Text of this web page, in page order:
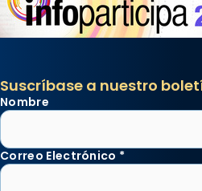
Suscríbase a nuestro
Nombre
Correo Electrónico *